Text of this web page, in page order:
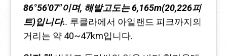
86°56′07″이며, 해발고도는 6,165m(20,226피
트)입니다.. 루클라에서 아일랜드 피크까지의
거리는 약 40~47km입니다.